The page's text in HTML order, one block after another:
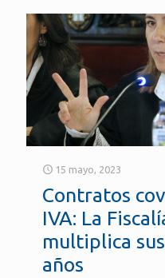
15 mayo, 2023
Contratos
IVA: La
multiplica
años